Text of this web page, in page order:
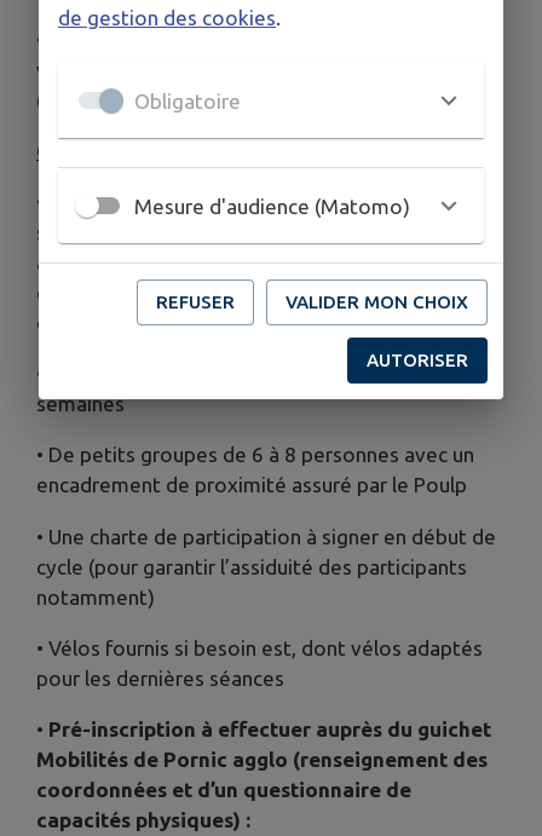
• Se familiariser avec les règles du partage de la
voirie et les nouveaux aménagements cyclables
(chaussidou, zone 30 avec double sens cyclable)
CONTENU ET MODALITÉS D’INSCRIPTION
• Des cycles d’ateliers gratuits, composés d’une
séance de bilan de capacité physique, puis de 7
ateliers avec reprise progressive du vélo (des
exercices en salle, des sorties à vélo en fin de
cycle)
• Une séance de 2 h toutes les semaines sur 7 à 8
semaines
• De petits groupes de 6 à 8 personnes avec un
encadrement de proximité assuré par le Poulp
• Une charte de participation à signer en début de
cycle (pour garantir l’assiduité des participants
notamment)
• Vélos fournis si besoin est, dont vélos adaptés
pour les dernières séances
• Pré-inscription à effectuer auprès du guichet
Mobilités de Pornic agglo (renseignement des
coordonnées et d’un questionnaire de
capacités physiques) :
de gestion des cookies.
Obligatoire
Mesure d'audience (Matomo)
REFUSER VALIDER MON CHOIX
AUTORISER